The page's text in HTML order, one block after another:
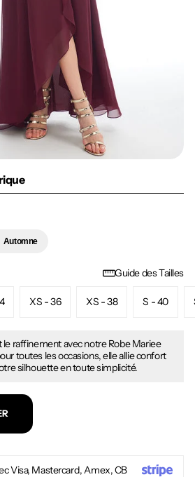
Automne
Guide des Tailles
XS - 36 XS - 38 S - 40
le raffinement avec notre Robe Mariee
toutes les occasions, elle allie confort
silhouette en toute simplicité.
Visa, Mastercard, Amex, CB